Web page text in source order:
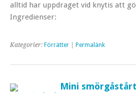
alltid har uppdraget vid knytis att
Ingredienser:
Kategorier: Förrätter Permalänk
Mini